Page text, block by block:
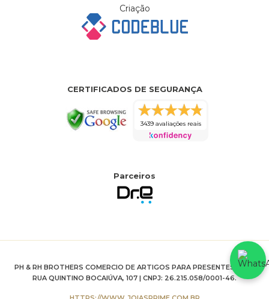
Criação
CERTIFICADOS DE SEGURANÇA
3439 avaliações reais
Parceiros
PH & RH BROTHERS COMERCIO DE ARTIGOS PARA PRESENTES LTDA
RUA QUINTINO BOCAIÚVA, 107 | CNPJ: 26.215.058/0001-46.